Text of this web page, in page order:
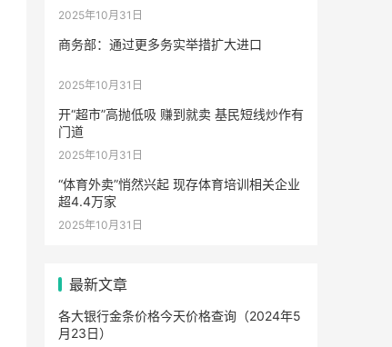
2025年10月31日
商务部：通过更多务实举措扩大进口
2025年10月31日
开“超市”高抛低吸 赚到就卖 基民短线炒作有
门道
2025年10月31日
“体育外卖”悄然兴起 现存体育培训相关企业
超4.4万家
2025年10月31日
最新文章
各大银行金条价格今天价格查询（2024年5
月23日）